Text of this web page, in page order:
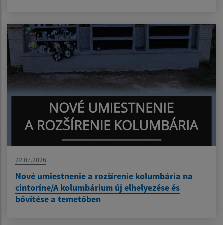
22.07.2026
Nové umiestnenie a rozšírenie kolumbária na
cintoríne/A kolumbárium új elhelyezése és
bővítése a temetőben